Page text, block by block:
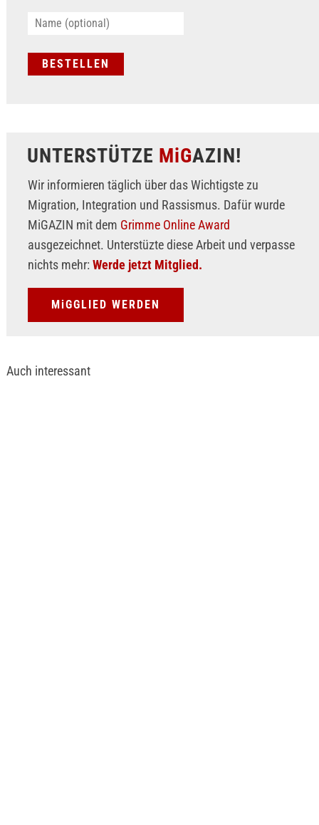
UNTERSTÜTZE MiGAZIN!
Wir informieren täglich über das Wichtigste zu
Migration, Integration und Rassismus. Dafür wurde
MiGAZIN mit dem Grimme Online Award
ausgezeichnet. Unterstüzte diese Arbeit und verpasse
nichts mehr: Werde jetzt Mitglied.
MiGGLIED WERDEN
Auch interessant